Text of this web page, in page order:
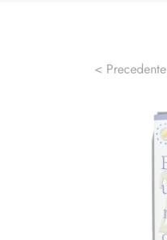
< Precedente